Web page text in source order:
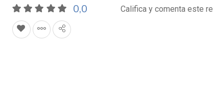
0,0 Califica y comenta este